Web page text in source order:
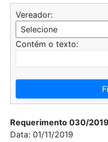
Vereador:
Contém o texto:
Requerimento 030/2019
Data: 01/11/2019